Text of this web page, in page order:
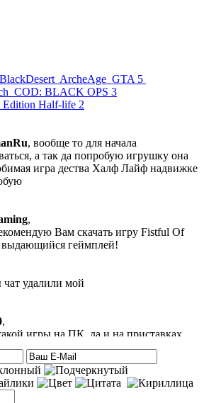
BlackDesert ArcheAge GTA 5
COD: BLACK OPS 3
Half-life 2
, вообще то для начала
а так да попробую игрушку она
игра дества Халф Лайф надвижке
,
Вам скачать игру Fistful Of
выдающийся геймплей!
чат удалили мой
,
игры на ПК, да и на приставках
мысль – это онлайн игра-одевалка
А вообще, Хилари Дафф – это